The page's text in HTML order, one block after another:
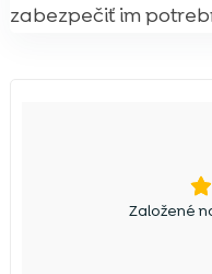
zabezpečiť im
Založené